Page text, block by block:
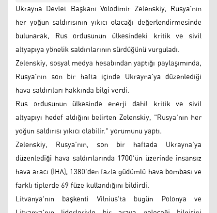
Ukrayna Devlet Başkanı Volodimir Zelenskiy, Rusya'nın
her yoğun saldırısının yıkıcı olacağı değerlendirmesinde
bulunarak, Rus ordusunun ülkesindeki kritik ve sivil
altyapıya yönelik saldırılarının sürdüğünü vurguladı.
Zelenskiy, sosyal medya hesabından yaptığı paylaşımında,
Rusya'nın son bir hafta içinde Ukrayna'ya düzenlediği
hava saldırıları hakkında bilgi verdi.
Rus ordusunun ülkesinde enerji dahil kritik ve sivil
altyapıyı hedef aldığını belirten Zelenskiy, "Rusya'nın her
yoğun saldırısı yıkıcı olabilir." yorumunu yaptı.
Zelenskiy, Rusya'nın, son bir haftada Ukrayna'ya
düzenlediği hava saldırılarında 1700'ün üzerinde insansız
hava aracı (İHA), 1380'den fazla güdümlü hava bombası ve
farklı tiplerde 69 füze kullandığını bildirdi.
Litvanya'nın başkenti Vilnius'ta bugün Polonya ve